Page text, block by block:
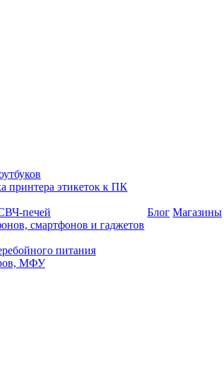
принтера этикеток к ПК
печей
смартфонов и гаджетов
питания
МФУ
Блог Магазины